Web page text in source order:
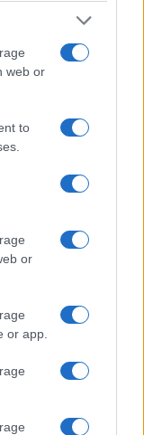
web or
to
or
or app.
comunale
omaggi